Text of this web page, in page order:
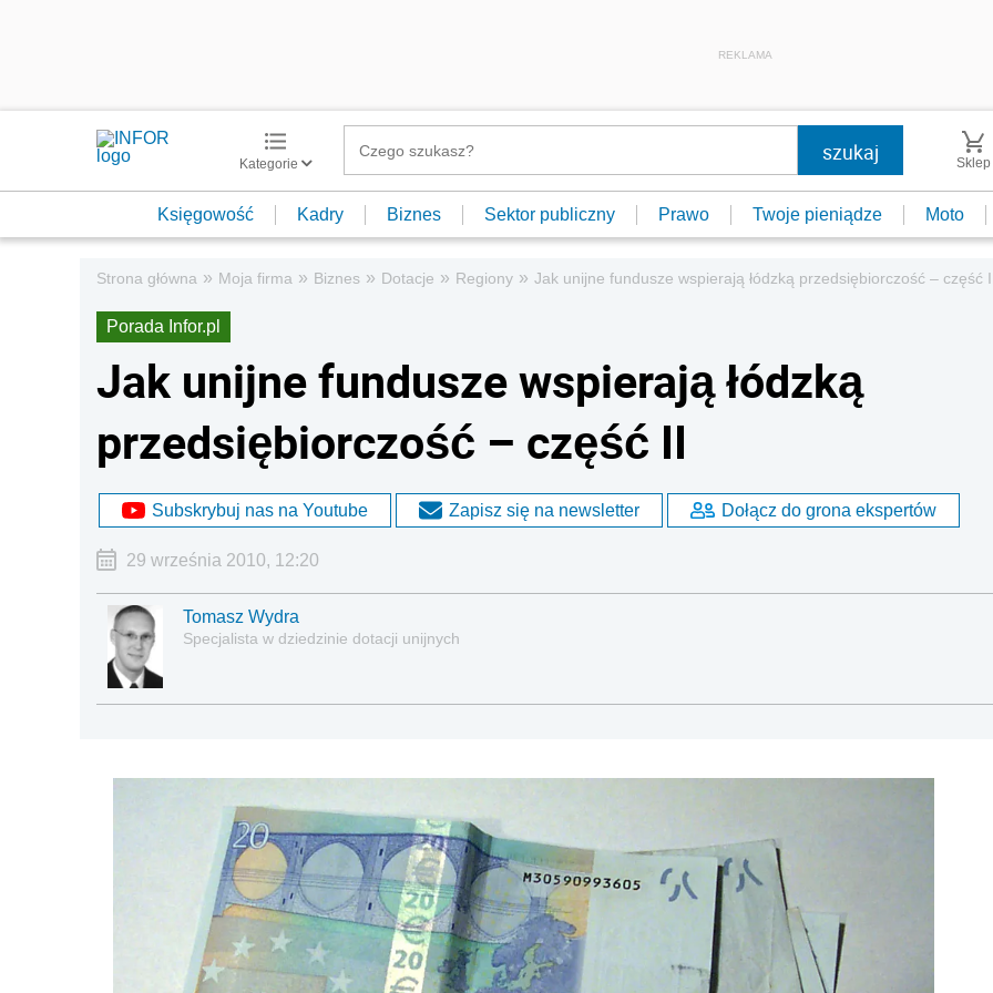
REKLAMA
Kategorie Sklep
Księgowość Kadry Biznes Sektor publiczny Prawo Twoje pieniądze Moto
Strona główna » Moja firma » Biznes » Dotacje » Regiony » Jak unijne fundusze wspierają łódzką przedsiębiorczość – część
Porada Infor.pl
Jak unijne fundusze wspierają łódzką
przedsiębiorczość – część II
Subskrybuj nas na Youtube Zapisz się na newsletter Dołącz do grona ekspertów
29 września 2010, 12:20
Tomasz Wydra
Specjalista w dziedzinie dotacji unijnych